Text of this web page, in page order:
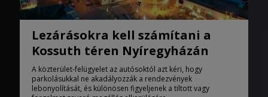
Lezárásokra kell számítani a
Kossuth téren Nyíregyházán
A közterület-felügyelet az autósoktól azt kéri, hogy
parkolásukkal ne akadályozzák a rendezvények
lebonyolítását, és különösen figyeljenek a tiltott vagy